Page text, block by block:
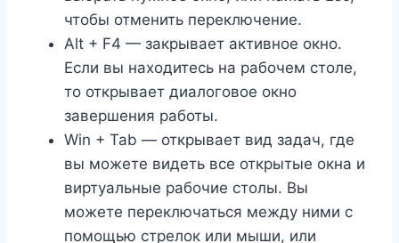
чтобы отменить переключение.
Alt + F4 — закрывает активное окно.
Если вы находитесь на рабочем столе,
то открывает диалоговое окно
завершения работы.
Win + Tab — открывает вид задач, где
вы можете видеть все открытые окна и
виртуальные рабочие столы. Вы
можете переключаться между ними с
помощью стрелок или мыши, или